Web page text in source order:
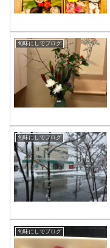
旬味にしでブログ
旬味にしでブログ
旬味にしでブログ